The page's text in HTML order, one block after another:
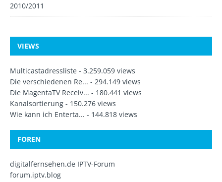
2010/2011
VIEWS
Multicastadressliste - 3.259.059 views
Die verschiedenen Re... - 294.149 views
Die MagentaTV Receiv... - 180.441 views
Kanalsortierung - 150.276 views
Wie kann ich Enterta... - 144.818 views
FOREN
digitalfernsehen.de IPTV-Forum
forum.iptv.blog